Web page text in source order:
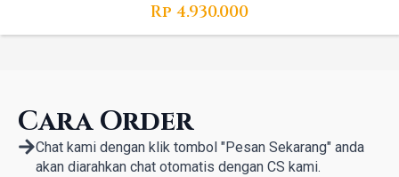
Rp 4.930.000
Cara Order
Chat kami dengan klik tombol "Pesan Sekarang" anda
akan diarahkan chat otomatis dengan CS kami.